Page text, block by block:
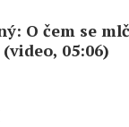
O čem se
05:06)